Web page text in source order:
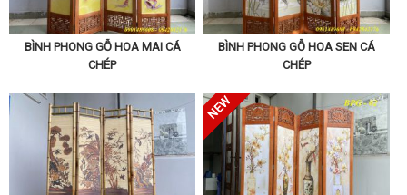
BÌNH PHONG GỖ HOA MAI CÁ
CHÉP
BÌNH PHONG GỖ HOA SEN CÁ
CHÉP